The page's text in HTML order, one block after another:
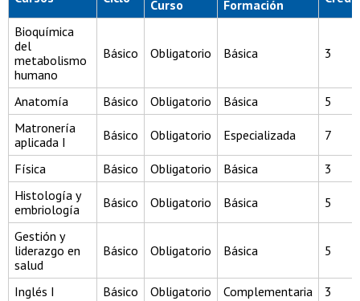
Curso Formación
Bioquímica
del
metabolismo
humano
Básico Obligatorio Básica 3
Anatomía Básico Obligatorio Básica
5
Matronería
aplicada I
Básico Obligatorio Especializada 7
Física Básico Obligatorio Básica
3
Histología y
embriología
Básico Obligatorio Básica 5
Gestión y
liderazgo en
salud
Básico Obligatorio Básica 5
Inglés I Básico Obligatorio Complementaria
3